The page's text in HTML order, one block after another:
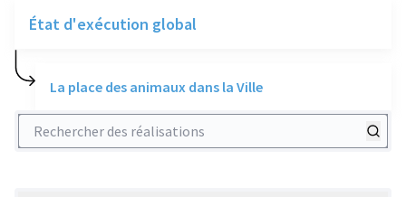
État d'exécution global
La place des animaux dans la Ville
Rechercher des réalisations